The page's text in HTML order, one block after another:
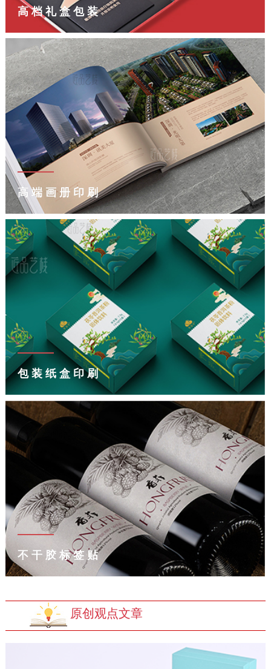
高档礼盒包装
高端画册印刷
包装纸盒印刷
不干胶标签贴
原创观点文章